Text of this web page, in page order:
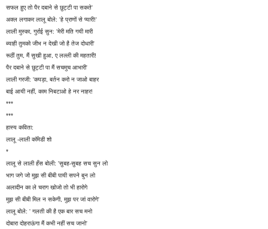
सफल हुए तो पैर दबाने से छुट्टी पा सकते'
अक्ल लगाकर लालू बोले: 'हे प्राणों से प्यारी!'
लाली मुस्का, गुर्राई सुन: 'मेरी मति गयी मारी
ब्याही तुमको जीभ न देखी जो है तेज दोधारी'
रूठीं तुम, मैं सुखी हुआ, ए लल्ली की महतारी!
पैर दबाने से छुट्टी पा मैं सचमुच आभारी'
लाली गरजी: 'कपड़ा, बर्तन करो न जाओ बाहर
बाई आयी नहीं, काम निबटाओ हे नर नाहर!
***
***
हास्य कविता:
लालू -लाली कॉमेडी शो
*
लालू से लाली हँस बोली: 'सुबह-सुबह सच सुन लो
भाग जगे जो मुझ सी बीबी पायी सपने बुन लो
अलादीन का ले चराग खोजो तो भी हारोगे
मुझ सी बीबी मिल न सकेगी, मुझ पर जां वारोगे'
लालू बोले: ' गलती की है एक बार सच मनो
दोबारा दोहराऊंगा मैं कभी नहीं सच जानो'